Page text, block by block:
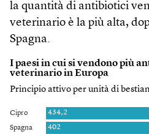
la quantità di antibiotici
veterinario è la più alta,
Spagna.